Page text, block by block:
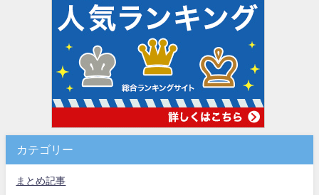
カテゴリー
まとめ記事